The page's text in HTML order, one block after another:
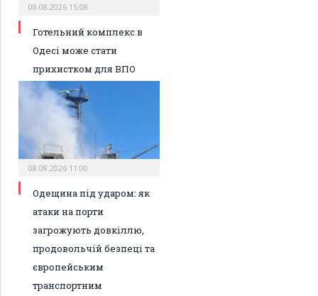
08.08.2026 15:08
Готельний комплекс в
Одесі може стати
прихистком для ВПО
08.08.2026 11:00
Одещина під ударом: як
атаки на порти
загрожують довкіллю,
продовольчій безпеці та
європейським
транспортним